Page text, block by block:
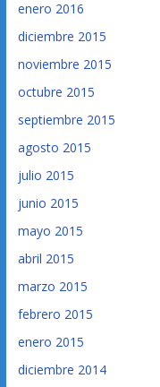
enero 2016
diciembre 2015
noviembre 2015
octubre 2015
septiembre 2015
agosto 2015
julio 2015
junio 2015
mayo 2015
abril 2015
marzo 2015
febrero 2015
enero 2015
diciembre 2014